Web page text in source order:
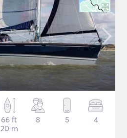
66 ft
20 m
8 5 4